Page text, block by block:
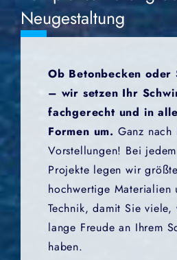
Neugestaltung
Ob Betonbecken oder
– wir setzen Ihr
fachgerecht und in
Formen um. Ganz nach
Vorstellungen! Bei
Projekte legen wir
hochwertige Materialien
Technik, damit Sie viele,
lange Freude an Ihrem
haben.